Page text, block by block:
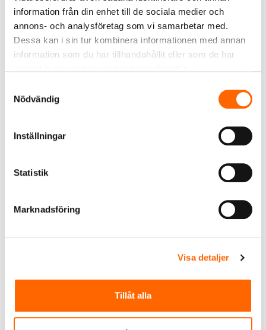
information från din enhet till de sociala medier och
annons- och analysföretag som vi samarbetar med.
Dessa kan i sin tur kombinera informationen med annan
information som du har tillhandahållit eller som de har
Nödvändig
Inställningar
Statistik
Marknadsföring
Visa detaljer
Tillåt alla
Viktiga länkar
RSK-DATABASEN (PUBLIK)
BESÖK WEBBPLATSEN